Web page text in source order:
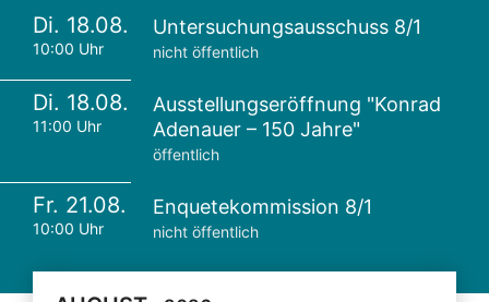
Di. 18.08.
10:00 Uhr
Untersuchungsausschuss 8/1
nicht öffentlich
Di. 18.08.
11:00 Uhr
Ausstellungseröffnung "Konrad
Adenauer – 150 Jahre"
öffentlich
Fr. 21.08.
10:00 Uhr
Enquetekommission 8/1
nicht öffentlich